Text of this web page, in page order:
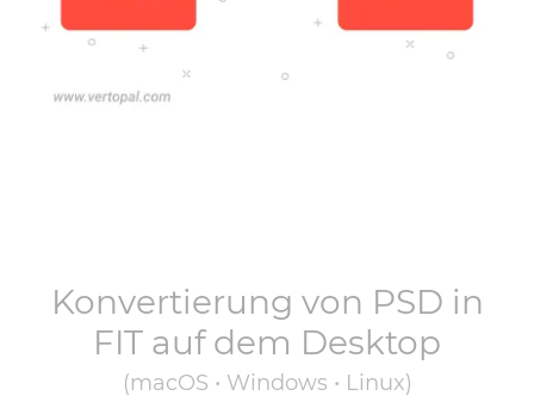
Konvertierung von PSD in
FIT auf dem Desktop
(macOS • Windows • Linux)